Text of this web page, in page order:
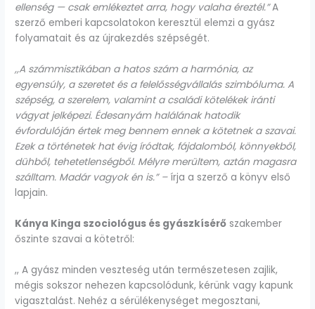
ellenség — csak emlékeztet arra, hogy valaha éreztél.”A
szerző emberi kapcsolatokon keresztül elemzi a gyász
folyamatait és az újrakezdés szépségét.
,,A számmisztikában a hatos szám a harmónia, az
egyensúly, a szeretet és a felelősségvállalás szimbóluma. A
szépség, a szerelem, valamint a családi kötelékek iránti
vágyat jelképezi. Édesanyám halálának hatodik
évfordulóján értek meg bennem ennek a kötetnek a szavai.
Ezek a történetek hat évig íródtak, fájdalomból, könnyekből,
dühből, tehetetlenségből. Mélyre merültem, aztán magasra
szálltam. Madár vagyok én is.” –írja a szerző a könyv első
lapjain.
Kánya Kinga szociológus és gyászkísérő szakember
őszinte szavai a kötetről:
,, A gyász minden veszteség után természetesen zajlik,
mégis sokszor nehezen kapcsolódunk, kérünk vagy kapunk
vigasztalást. Nehéz a sérülékenységet megosztani,